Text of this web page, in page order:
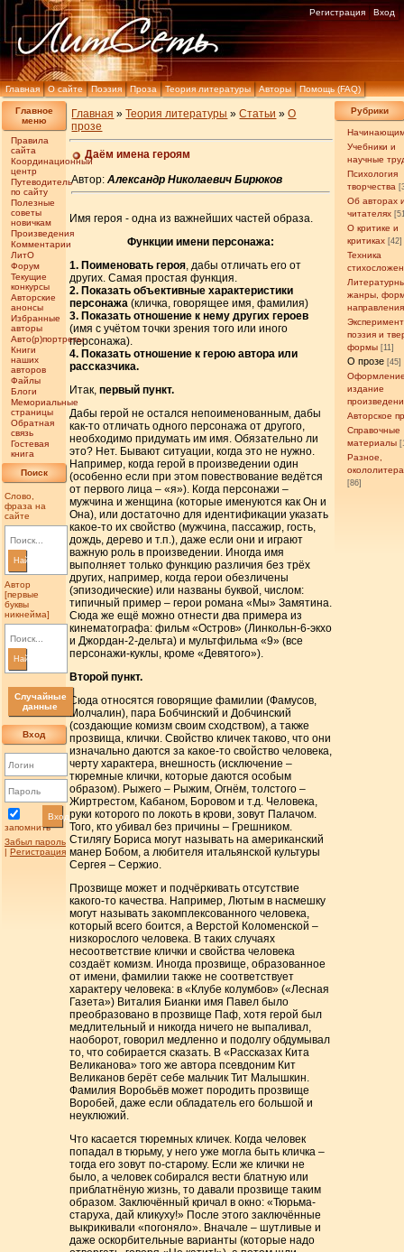
Главная О сайте Поэзия Проза Теория литературы Авторы Помощь (FAQ)
Регистрация Вход
Главное
меню
Правила
сайта
Координационный
центр
Путеводитель
по сайту
Полезные
советы
новичкам
Произведения
Комментарии
ЛитО
Форум
Текущие
конкурсы
Авторские
анонсы
Избранные
авторы
Авто(р)портреты
Книги
наших
авторов
Файлы
Блоги
Мемориальные
страницы
Обратная
связь
Гостевая
книга
Поиск
Слово,
фраза на
сайте
Найти
Автор
[первые
буквы
никнейма]
Найти
Случайные
данные
Вход
запомнить
Вход
Забыл пароль
| Регистрация
Рубрики
Учебники и
научные
Психология
творчества
Об авторах
читателях
О критике и
критиках [42]
Техника
жанры,
направления
поэзия и
формы [11]
О прозе [45]
издание
Авторское
Справочные
материалы
Разное,
[86]
Главная »Теория литературы »Статьи »О
прозе
Даём имена героям
Автор:Александр Николаевич Бирюков
Имя героя - одна из важнейших частей образа.
Функции имени персонажа:
1. Поименовать героя, дабы отличать его от
других. Самая простая функция.
2. Показать объективные характеристики
персонажа (кличка, говорящее имя, фамилия)
3. Показать отношение к нему других героев
(имя с учётом точки зрения того или иного
персонажа).
4. Показать отношение к герою автора или
рассказчика.
Итак,первый пункт.
Дабы герой не остался непоименованным, дабы
как-то отличать одного персонажа от другого,
необходимо придумать им имя. Обязательно ли
это? Нет. Бывают ситуации, когда это не нужно.
Например, когда герой в произведении один
(особенно если при этом повествование ведётся
от первого лица – «я»). Когда персонажи –
мужчина и женщина (которые именуются как Он и
Она), или достаточно для идентификации указать
какое-то их свойство (мужчина, пассажир, гость,
дождь, дерево и т.п.), даже если они и играют
важную роль в произведении. Иногда имя
выполняет только функцию различия без трёх
других, например, когда герои обезличены
(эпизодические) или названы буквой, числом:
типичный пример – герои романа «Мы» Замятина.
Сюда же ещё можно отнести два примера из
кинематографа: фильм «Остров» (Линкольн-6-экхо
и Джордан-2-дельта) и мультфильма «9» (все
персонажи-куклы, кроме «Девятого»).
Второй пункт.
Сюда относятся говорящие фамилии (Фамусов,
Молчалин), пара Бобчинский и Добчинский
(создающие комизм своим сходством), а также
прозвища, клички. Свойство кличек таково, что они
изначально даются за какое-то свойство человека,
черту характера, внешность (исключение –
тюремные клички, которые даются особым
образом). Рыжего – Рыжим, Огнём, толстого –
Жиртрестом, Кабаном, Боровом и т.д. Человека,
руки которого по локоть в крови, зовут Палачом.
Того, кто убивал без причины – Грешником.
Стилягу Бориса могут называть на американский
манер Бобом, а любителя итальянской культуры
Сергея – Сержио.
Прозвище может и подчёркивать отсутствие
какого-то качества. Например, Лютым в насмешку
могут называть закомплексованного человека,
который всего боится, а Верстой Коломенской –
низкорослого человека. В таких случаях
несоответствие клички и свойства человека
создаёт комизм. Иногда прозвище, образованное
от имени, фамилии также не соответствует
характеру человека: в «Клубе колумбов» («Лесная
Газета») Виталия Бианки имя Павел было
преобразовано в прозвище Паф, хотя герой был
медлительный и никогда ничего не выпаливал,
наоборот, говорил медленно и подолгу обдумывал
то, что собирается сказать. В «Рассказах Кита
Великанова» того же автора псевдоним Кит
Великанов берёт себе мальчик Тит Малышкин.
Фамилия Воробьёв может породить прозвище
Воробей, даже если обладатель его большой и
неуклюжий.
Что касается тюремных кличек. Когда человек
попадал в тюрьму, у него уже могла быть кличка –
тогда его зовут по-старому. Если же клички не
было, а человек собирался вести блатную или
приблатнёную жизнь, то давали прозвище таким
образом. Заключённый кричал в окно: «Тюрьма-
старуха, дай кликуху!» После этого заключённые
выкрикивали «погоняло». Вначале – шутливые и
даже оскорбительные варианты (которые надо